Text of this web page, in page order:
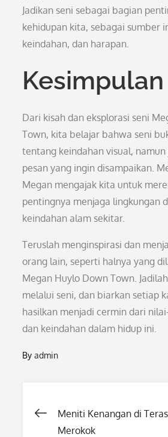
Jadikan seni sebagai bagian
kehidupan kita, sebagai sumber
keindahan, dan harapan.
Kesimpulan
Dari kisah dan eksplorasi seni
Town, kita belajar bahwa seni
tentang keindahan visual,
pesan yang ingin disampaikan.
Megan mengajak kita untuk
pentingnya menjaga lingkungan
keindahan alam sekitar.
Teruslah menginspirasi dan
orang lain, seperti halnya yang
Megan Huylo Down Town.
melalui seni, dan biarkan setiap
hasilkan menjadi cermin dari
dan keindahan dalam hidup ini.
Byadmin
Post
Meniti Kenangan di
Merokok